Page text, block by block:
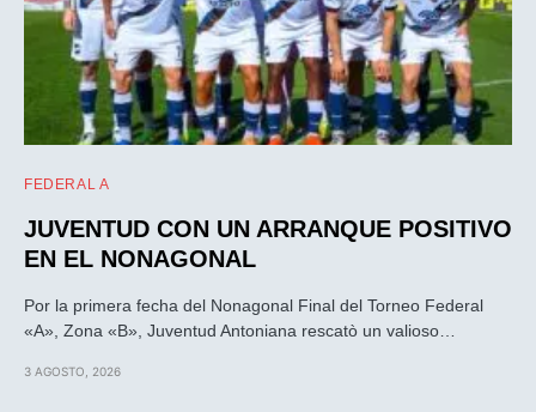
FEDERAL A
JUVENTUD CON UN ARRANQUE POSITIVO
EN EL NONAGONAL
Por la primera fecha del Nonagonal Final del Torneo Federal
«A», Zona «B», Juventud Antoniana rescatò un valioso…
3 AGOSTO, 2026